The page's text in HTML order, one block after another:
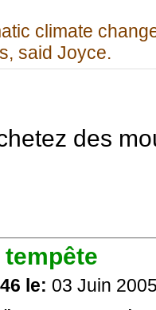
climate
said Joyce.
des
le: 03 Juin